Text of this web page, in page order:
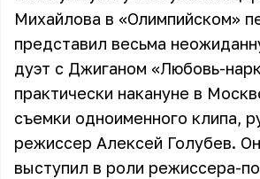
Михайлова в «Олимпийском»
представил весьма
дуэт с Джиганом «Любовь-
практически накануне в
съемки одноименного клипа,
режиссер Алексей Голубев.
выступил в роли режиссера-